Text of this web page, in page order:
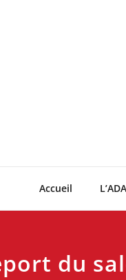
Accueil
du